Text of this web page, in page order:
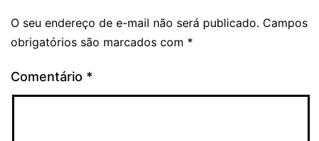
O seu endereço de e-mail não será publicado. Campos
obrigatórios são marcados com *
Comentário *